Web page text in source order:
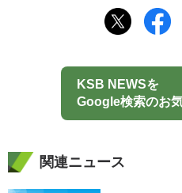
KSB NEWSを
Google検索のお
関連ニュース